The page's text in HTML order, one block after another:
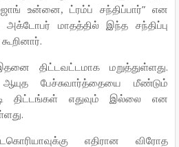
ஜாங் உன்னை, ட்ரம்ப் சந்திப்பார்”என
அக்டோபர் மாதத்தில் இந்த
சந்திப்பு
கூறினார்.
திட்டவட்டமாக மறுத்துள்ளது.
ஆயுத பேச்சுவார்த்தையை
மீண்டும்
திட்டங்கள் எதுவும் இல்லை
என
.
எதிரான
விரோத